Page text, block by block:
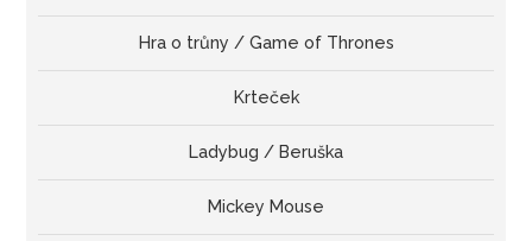
Hra o trůny / Game of Thrones
Krteček
Ladybug / Beruška
Mickey Mouse